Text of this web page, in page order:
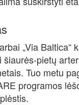
„Via Baltica“
šiaurės-pietų
Tuo metu
programos